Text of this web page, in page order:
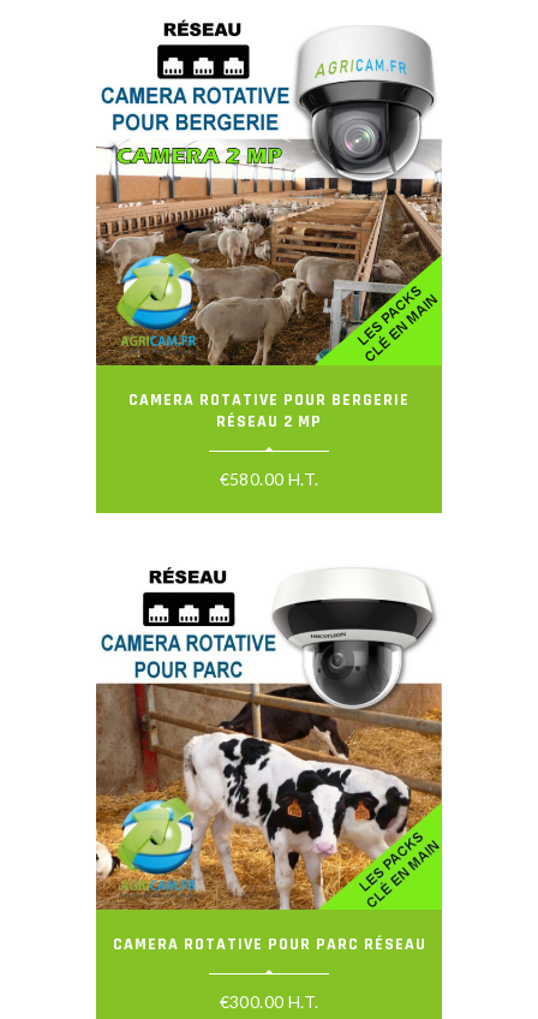
CAMERA ROTATIVE POUR BERGERIE
RÉSEAU 2 MP
€580.00 H.T.
CAMERA ROTATIVE POUR PARC RÉSEAU
€300.00 H.T.